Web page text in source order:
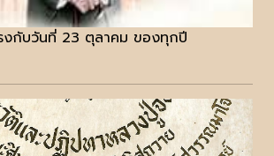
งกับวันที่ 23 ตุลาคม ของทุกปี